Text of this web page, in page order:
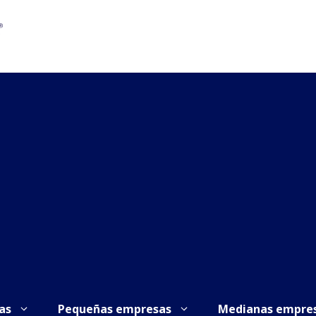
Pequeñas empresas Medianas